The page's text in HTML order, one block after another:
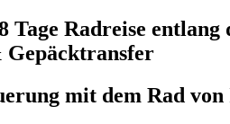
Tage Radreise
mit dem Rad